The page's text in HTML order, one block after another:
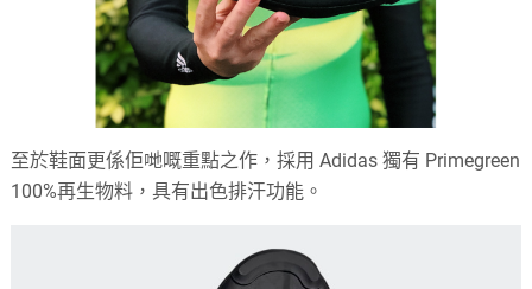
至於鞋面更係佢哋嘅重點之作，採用 Adidas 獨有 Primegreen
100%再生物料，具有出色排汗功能。